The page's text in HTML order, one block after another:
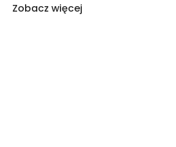
Zobacz więcej